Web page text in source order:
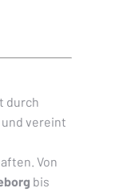
durch
und vereint
Von
bis